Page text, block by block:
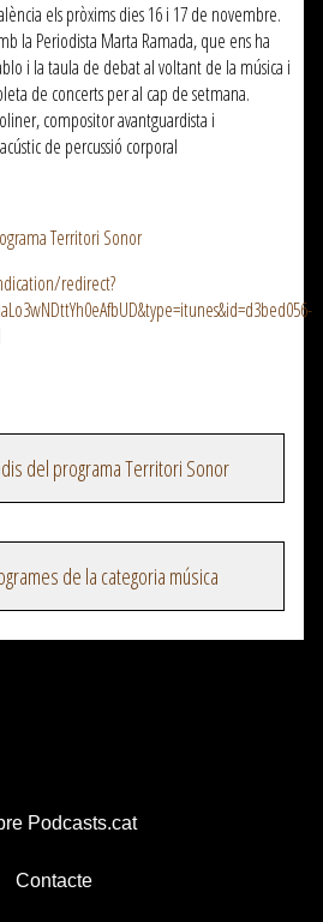
els pròxims dies 16 i 17 de novembre.
la Periodista Marta Ramada, que ens ha
i la taula de debat al voltant de la música i
de concerts per al cap de setmana.
compositor avantguardista i
de percussió corporal
Territori Sonor
redirect?
del programa Territori Sonor
de la categoria música
Podcasts.cat
Contacte